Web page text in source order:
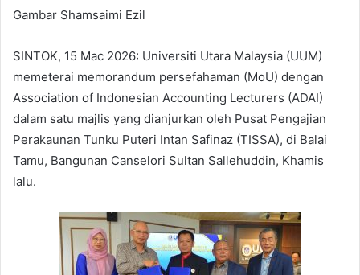
Gambar Shamsaimi Ezil
SINTOK, 15 Mac 2026: Universiti Utara Malaysia (UUM)
memeterai memorandum persefahaman (MoU) dengan
Association of Indonesian Accounting Lecturers (ADAI)
dalam satu majlis yang dianjurkan oleh Pusat Pengajian
Perakaunan Tunku Puteri Intan Safinaz (TISSA), di Balai
Tamu, Bangunan Canselori Sultan Sallehuddin, Khamis
lalu.